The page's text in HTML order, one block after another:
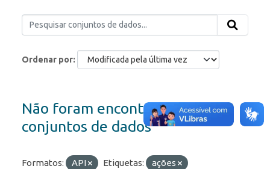
Ordenar por
Não foram encontrados
conjuntos de dados
Formatos: API Etiquetas:
ações